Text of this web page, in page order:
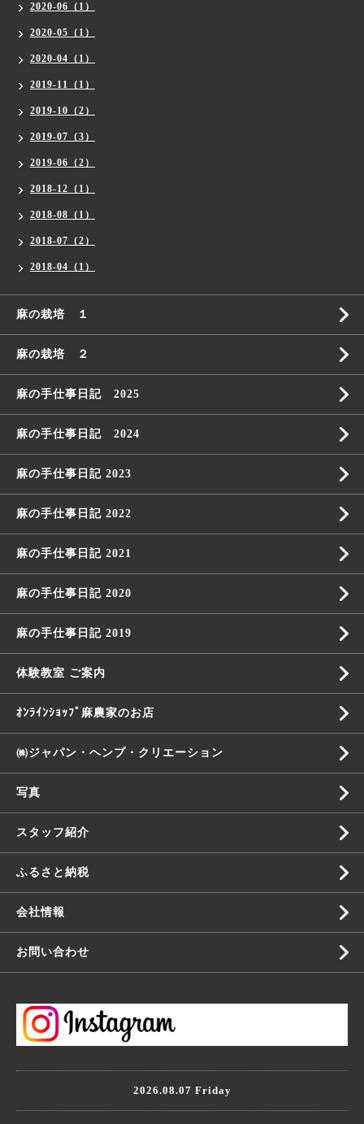
2020-06（1）
2020-05（1）
2020-04（1）
2019-11（1）
2019-10（2）
2019-07（3）
2019-06（2）
2018-12（1）
2018-08（1）
2018-07（2）
2018-04（1）
麻の栽培 １
麻の栽培 ２
麻の手仕事日記 2025
麻の手仕事日記 2024
麻の手仕事日記 2023
麻の手仕事日記 2022
麻の手仕事日記 2021
麻の手仕事日記 2020
麻の手仕事日記 2019
体験教室 ご案内
ｵﾝﾗｲﾝｼｮｯﾌﾟ麻農家のお店
㈱ジャパン・ヘンプ・クリエーション
写真
スタッフ紹介
ふるさと納税
会社情報
お問い合わせ
2026.08.07 Friday